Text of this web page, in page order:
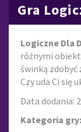
Gra
Logiczne Dla
różnymi
świnką zdobyć
Czy uda Ci się
Data dodania:
Kategoria gry: